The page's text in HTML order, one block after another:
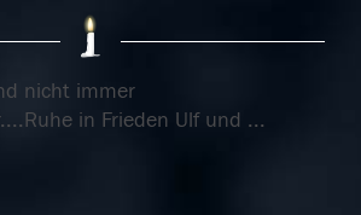
nicht immer
in Frieden Ulf und ...